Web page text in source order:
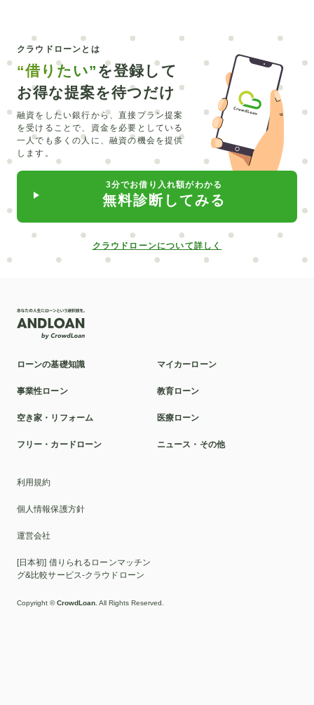
クラウドローンとは
“借りたい” を登録して
お得な提案を待つだけ
融資をしたい銀行から、直接プラン提案
を受けることで、 資金を必要としている
一人でも多くの人に、融資の機会を提供
します。
3分でお借り入れ額がわかる
無料診断してみる
クラウドローンについて詳しく
ローンの基礎知識 マイカーローン
事業性ローン 教育ローン
空き家・リフォーム 医療ローン
フリー・カードローン ニュース・その他
利用規約
個人情報保護方針
運営会社
[日本初] 借りられるローンマッチン
グ&比較サービス-クラウドローン
Copyright ©CrowdLoan. All Rights Reserved.